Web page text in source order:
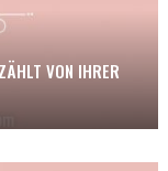
VON IHRER